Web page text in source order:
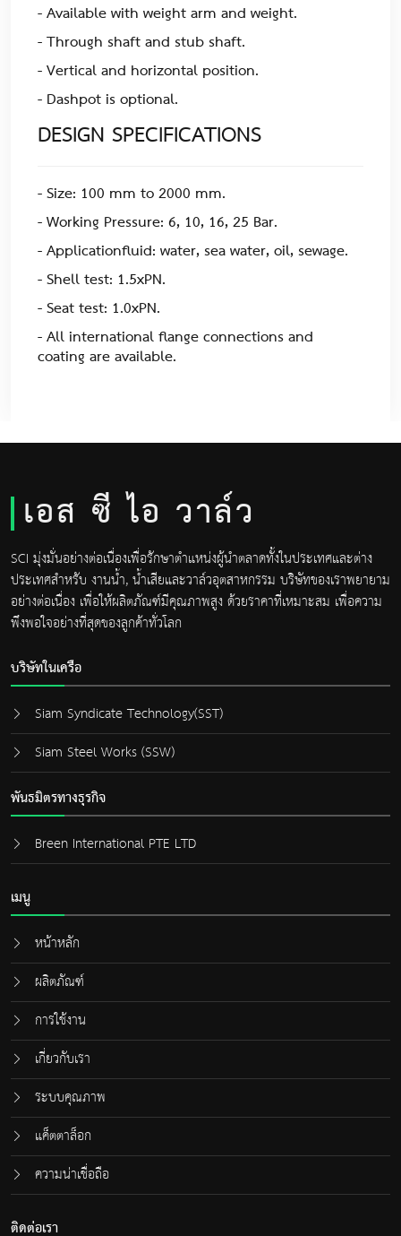
- Available with weight arm and weight.
- Through shaft and stub shaft.
- Vertical and horizontal position.
- Dashpot is optional.
DESIGN SPECIFICATIONS
- Size: 100 mm to 2000 mm.
- Working Pressure: 6, 10, 16, 25 Bar.
- Applicationfluid: water, sea water, oil, sewage.
- Shell test: 1.5xPN.
- Seat test: 1.0xPN.
- All international flange connections and
coating are available.
เอส ซี ไอ วาล์ว
SCI มุ่งมั่นอย่างต่อเนื่องเพื่อรักษาตำแหน่งผู้นำตลาดทั้งในประเทศและต่าง
ประเทศสำหรับ งานน้ำ, น้ำเสียและวาล์วอุตสาหกรรม บริษัทของเราพยายาม
อย่างต่อเนื่อง เพื่อให้ผลิตภัณฑ์มีคุณภาพสูง ด้วยราคาที่เหมาะสม เพื่อความ
พึงพอใจอย่างที่สุดของลูกค้าทั่วโลก
บริษัทในเครือ
Siam Syndicate Technology(SST)
Siam Steel Works (SSW)
พันธมิตรทางธุรกิจ
Breen International PTE LTD
เมนู
หน้าหลัก
ผลิตภัณฑ์
การใช้งาน
เกี่ยวกับเรา
ระบบคุณภาพ
แค็ตตาล็อก
ความน่าเชื่อถือ
ติดต่อเรา